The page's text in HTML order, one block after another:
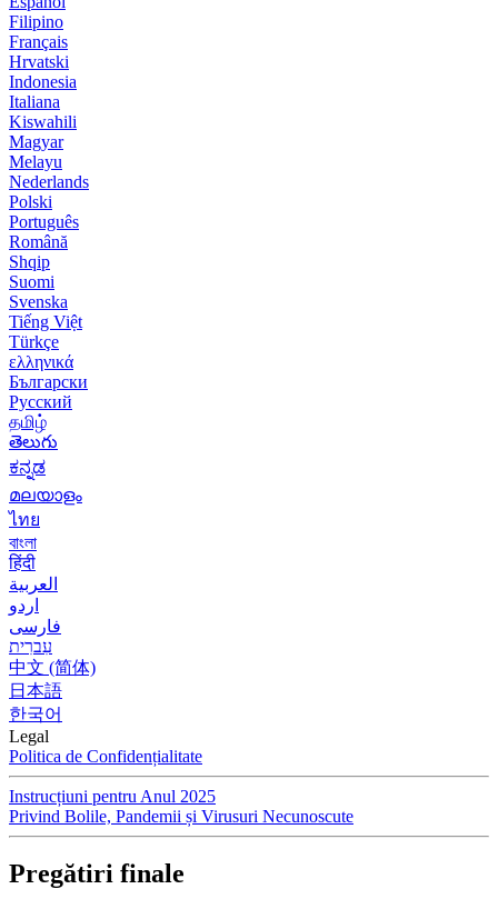
Filipino
Français
Hrvatski
Indonesia
Italiana
Kiswahili
Magyar
Melayu
Nederlands
Polski
Português
Română
Shqip
Suomi
Svenska
Tiếng Việt
Türkçe
ελληνικά
Български
Русский
தமிழ்
తెలుగు
ಕನ್ನಡ
മലയാളം
ไทย
বাংলা
हिंदी
العربية
اردو
فارسی
עִברִית
中文 (简体)
日本語
한국어
Legal
Politica de Confidențialitate
Instrucțiuni pentru Anul 2025
Privind Bolile, Pandemii și Virusuri Necunoscute
Pregătiri finale